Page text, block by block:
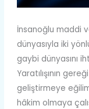
İnsanoğlu maddi
dünyasıyla iki
gaybi dünyasını
Yaratılışının
geliştirmeye
hâkim olmaya